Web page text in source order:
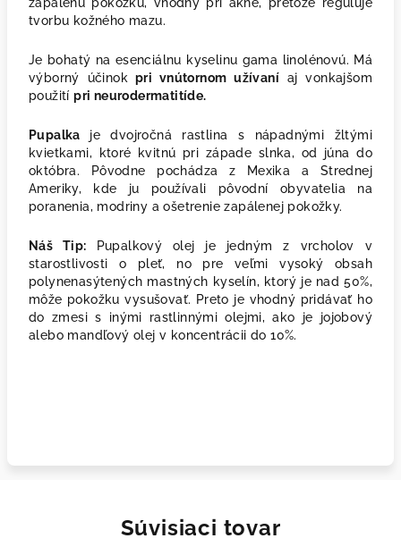
tvorbu kožného mazu.
Je bohatý na esenciálnu kyselinu gama linolénovú. Má
výborný účinok pri vnútornom užívaní aj vonkajšom
použitípri neurodermatitíde.
Pupalka je dvojročná rastlina s nápadnými žltými
kvietkami, ktoré kvitnú pri západe slnka, od júna do
októbra. Pôvodne pochádza z Mexika a Strednej
Ameriky, kde ju používali pôvodní obyvatelia na
poranenia, modriny a ošetrenie zapálenej pokožky.
Náš Tip:
Pupalkový olej je jedným z vrcholov v
starostlivosti o pleť, no pre veľmi vysoký obsah
polynenasýtených mastných kyselín, ktorý je nad 50%,
môže pokožku vysušovať. Preto je vhodný pridávať ho
do zmesi s inými rastlinnými olejmi, ako je jojobový
alebo mandľový olej v koncentrácii do 10%.
Súvisiaci tovar